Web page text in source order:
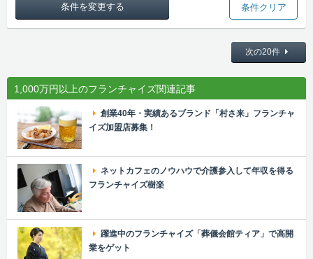
条件を変更する 条件クリア
次の20件
1,000万円以上のフランチャイズ関連記事
創業40年・実績あるブランド「村さ来」フランチャ
イズ加盟店募集！
ネットカフェのノウハウで介護参入して年収を得る
フランチャイズ樹楽
躍進中のフランチャイズ「葬儀会館ティア」で高開
業をゲット